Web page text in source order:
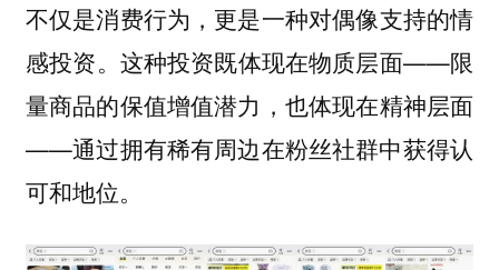
不仅是消费行为，更是一种对偶像支持的情
感投资。这种投资既体现在物质层面——限
量商品的保值增值潜力，也体现在精神层面
——通过拥有稀有周边在粉丝社群中获得认
可和地位。